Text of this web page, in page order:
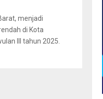
menjadi
di Kota
III tahun 2025.